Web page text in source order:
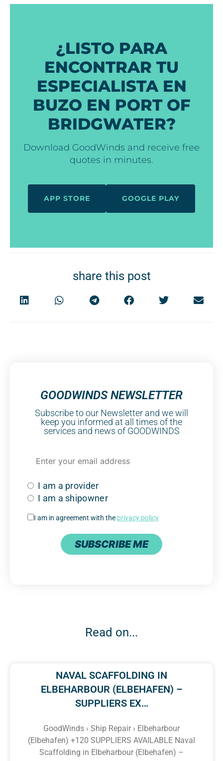
¿LISTO PARA
ENCONTRAR TU
ESPECIALISTA EN
BUZO EN PORT OF
BRIDGWATER?
Download GoodWinds and receive free
quotes in minutes.
APP STORE GOOGLE PLAY
share this post
GOODWINDS NEWSLETTER
Subscribe to our Newsletter and we will
keep you informed at all times of the
services and news of GOODWINDS
I am a provider
I am a shipowner
I am in agreement with the privacy policy
SUBSCRIBE ME
Read on...
NAVAL SCAFFOLDING IN
ELBEHARBOUR (ELBEHAFEN) –
SUPPLIERS EX…
GoodWinds › Ship Repair › Elbeharbour
(Elbehafen) +120 SUPPLIERS AVAILABLE Naval
Scaffolding in Elbeharbour (Elbehafen) –